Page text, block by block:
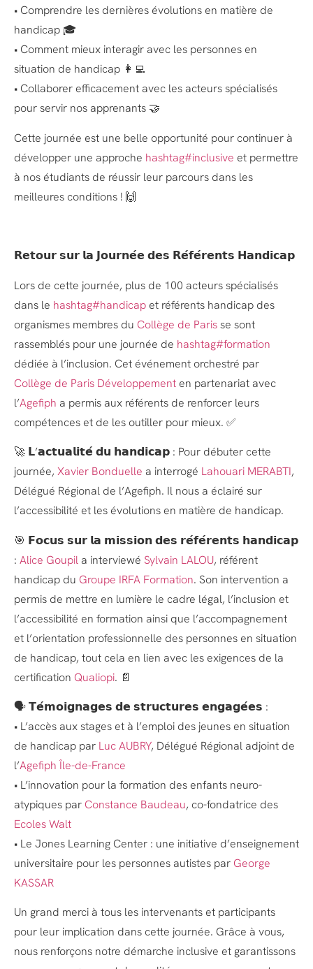
• Comprendre les dernières évolutions en matière de
handicap 🎓
• Comment mieux interagir avec les personnes en
situation de handicap 👩‍💻
• Collaborer efficacement avec les acteurs spécialisés
pour servir nos apprenants 🤝
Cette journée est une belle opportunité pour continuer à
développer une approche hashtag#inclusive et permettre
à nos étudiants de réussir leur parcours dans les
meilleures conditions ! 🙌
𝗥𝗲𝘁𝗼𝘂𝗿 𝘀𝘂𝗿 𝗹𝗮 𝗝𝗼𝘂𝗿𝗻𝗲́𝗲 𝗱𝗲𝘀 𝗥𝗲́𝗳𝗲́𝗿𝗲𝗻𝘁𝘀 𝗛𝗮𝗻𝗱𝗶𝗰𝗮𝗽
Lors de cette journée, plus de 100 acteurs spécialisés
dans le hashtag#handicap et référents handicap des
organismes membres du Collège de Parisse sont
rassemblés pour une journée de hashtag#formation
dédiée à l’inclusion. Cet événement orchestré par
Collège de Paris Développement en partenariat avec
l’Agefiph a permis aux référents de renforcer leurs
compétences et de les outiller pour mieux. ✅
🚀 𝗟’𝗮𝗰𝘁𝘂𝗮𝗹𝗶𝘁𝗲́ 𝗱𝘂 𝗵𝗮𝗻𝗱𝗶𝗰𝗮𝗽 : Pour débuter cette
journée, Xavier Bonduelle a interrogé Lahouari MERABTI,
Délégué Régional de l’Agefiph. Il nous a éclairé sur
l’accessibilité et les évolutions en matière de handicap.
🎯 𝗙𝗼𝗰𝘂𝘀 𝘀𝘂𝗿 𝗹𝗮 𝗺𝗶𝘀𝘀𝗶𝗼𝗻 𝗱𝗲𝘀 𝗿𝗲́𝗳𝗲́𝗿𝗲𝗻𝘁𝘀 𝗵𝗮𝗻𝗱𝗶𝗰𝗮𝗽
: Alice Goupil a interviewé Sylvain LALOU, référent
handicap du Groupe IRFA Formation. Son intervention a
permis de mettre en lumière le cadre légal, l’inclusion et
l’accessibilité en formation ainsi que l’accompagnement
et l’orientation professionnelle des personnes en situation
de handicap, tout cela en lien avec les exigences de la
certification Qualiopi. 📄
🗣️ 𝗧𝗲́𝗺𝗼𝗶𝗴𝗻𝗮𝗴𝗲𝘀 𝗱𝗲 𝘀𝘁𝗿𝘂𝗰𝘁𝘂𝗿𝗲𝘀 𝗲𝗻𝗴𝗮𝗴𝗲́𝗲𝘀 :
• L’accès aux stages et à l’emploi des jeunes en situation
de handicap par Luc AUBRY, Délégué Régional adjoint de
l’Agefiph Île-de-France
• L’innovation pour la formation des enfants neuro-
atypiques par Constance Baudeau, co-fondatrice des
Ecoles Walt
• Le Jones Learning Center : une initiative d’enseignement
universitaire pour les personnes autistes par George
KASSAR
Un grand merci à tous les intervenants et participants
pour leur implication dans cette journée. Grâce à vous,
nous renforçons notre démarche inclusive et garantissons